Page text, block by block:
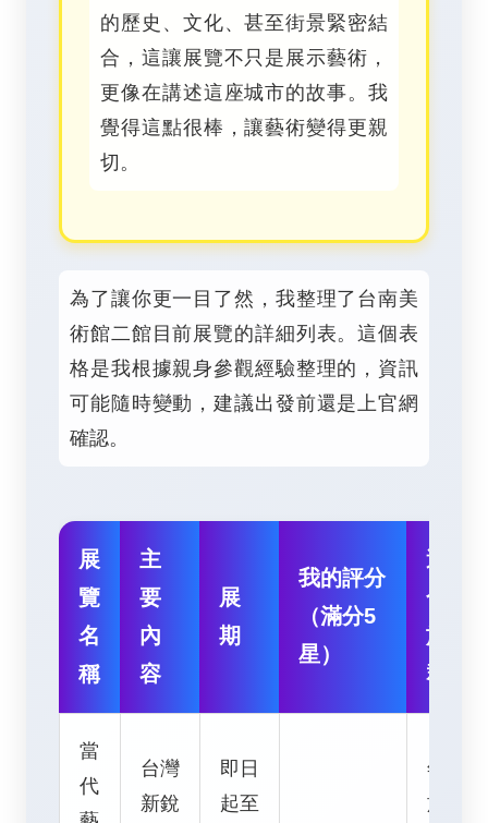
的歷史、文化、甚至街景緊密結
合，這讓展覽不只是展示藝術，
更像在講述這座城市的故事。我
覺得這點很棒，讓藝術變得更親
切。
為了讓你更一目了然，我整理了台南美
術館二館目前展覽的詳細列表。這個表
格是我根據親身參觀經驗整理的，資訊
可能隨時變動，建議出發前還是上官網
確認。
展
覽
名
稱
主
要
內
容
展
期
我的評分
（滿分5
星）
適
合
族
群
當
代
台灣
新銳
即日
起至
年輕
族